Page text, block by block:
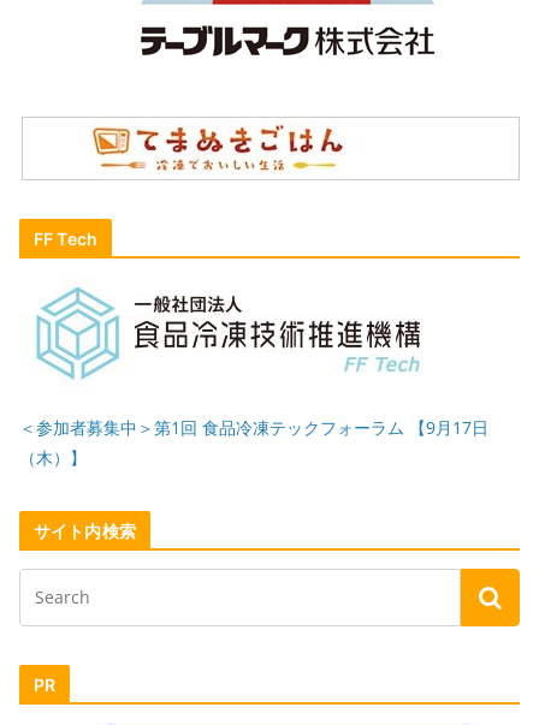
FF Tech
＜参加者募集中＞第1回 食品冷凍テックフォーラム 【9月17日
（木）】
サイト内検索
PR